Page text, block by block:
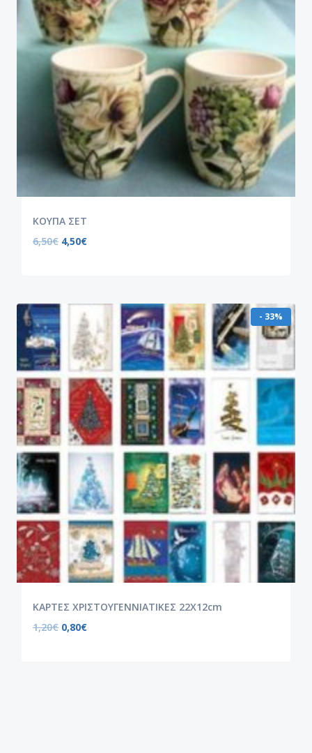
ΚΟΥΠΑ ΣΕΤ
6,50€ 4,50€
- 33%
ΚΑΡΤΕΣ ΧΡΙΣΤΟΥΓΕΝΝΙΑΤΙΚΕΣ 22Χ12cm
1,20€ 0,80€